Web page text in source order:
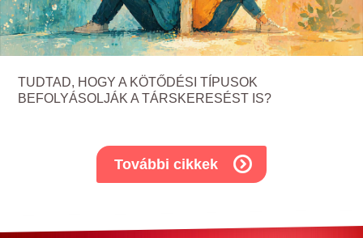
TUDTAD, HOGY A KÖTŐDÉSI TÍPUSOK
BEFOLYÁSOLJÁK A TÁRSKERESÉST IS?
További cikkek